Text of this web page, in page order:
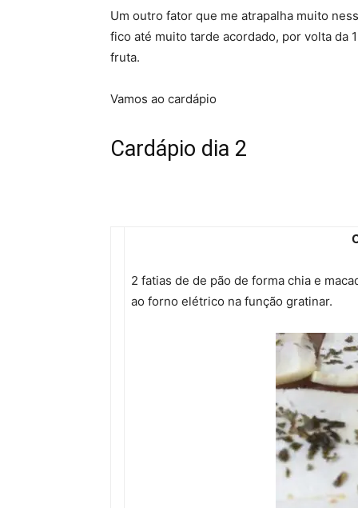
Um outro fator que me atrapalha muito
fico até muito tarde acordado, por volta da
fruta.
Vamos ao cardápio
Cardápio dia 2
2 fatias de de pão de forma chia e
ao forno elétrico na função gratinar.